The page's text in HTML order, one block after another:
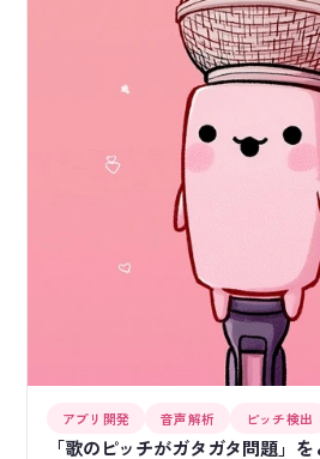
アプリ開発 音声解析 ピッチ検出
「歌のピッチがガタガタ問題」